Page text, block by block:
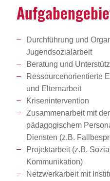
Durchführung und
Jugendsozialarbeit
Beratung und
Ressourcenorientierte
und Elternarbeit
Krisenintervention
Zusammenarbeit mit
pädagogischem
Diensten (z.B.
Projektarbeit (z.B.
Kommunikation)
Netzwerkarbeit mit